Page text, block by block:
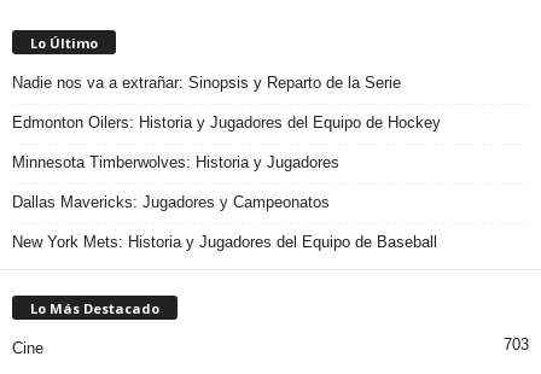
Lo Último
Nadie nos va a extrañar: Sinopsis y Reparto de la Serie
Edmonton Oilers: Historia y Jugadores del Equipo de Hockey
Minnesota Timberwolves: Historia y Jugadores
Dallas Mavericks: Jugadores y Campeonatos
New York Mets: Historia y Jugadores del Equipo de Baseball
Lo Más Destacado
Cine
703